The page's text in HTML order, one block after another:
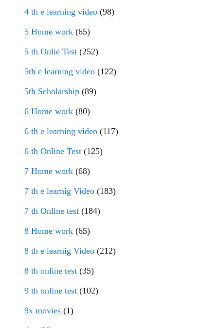
4 th e learning video (98)
5 Home work (65)
5 th Onlie Test (252)
5th e learning video (122)
5th Scholarship (89)
6 Home work (80)
6 th e learning video (117)
6 th Online Test (125)
7 Home work (68)
7 th e learnig Video (183)
7 th Online test (184)
8 Home work (65)
8 th e learnig Video (212)
8 th online test (35)
9 th online test (102)
9x movies (1)